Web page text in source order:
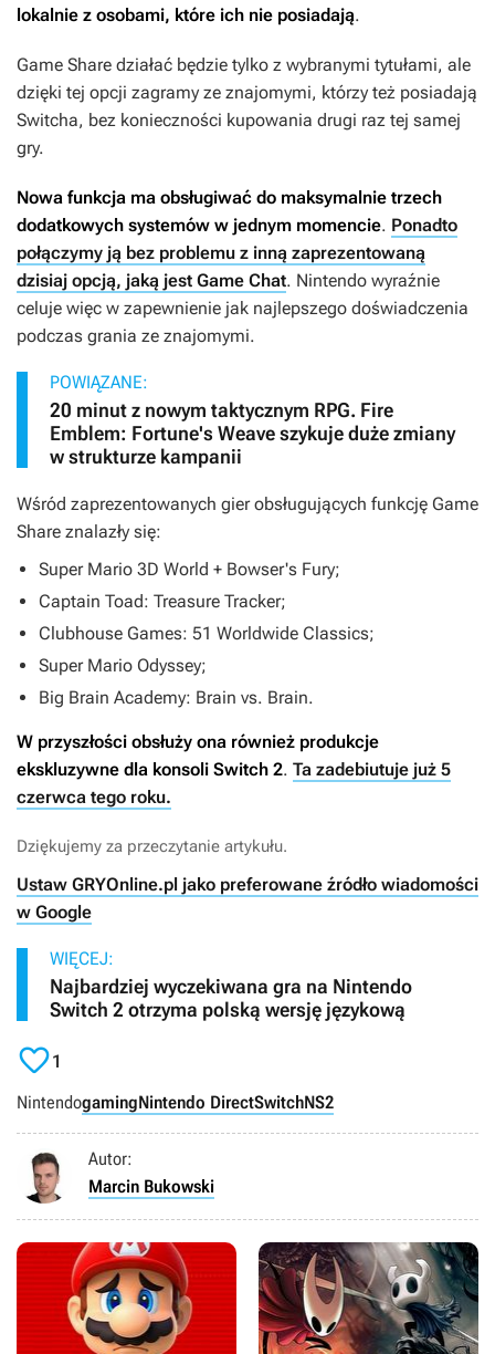
lokalnie z osobami, które ich nie posiadają.
Game Share działać będzie tylko z wybranymi tytułami, ale
dzięki tej opcji zagramy ze znajomymi, którzy też posiadają
Switcha, bez konieczności kupowania drugi raz tej samej
gry.
Nowa funkcja ma obsługiwać do maksymalnie trzech
dodatkowych systemów w jednym momencie. Ponadto
połączymy ją bez problemu z inną zaprezentowaną
dzisiaj opcją, jaką jest Game Chat. Nintendo wyraźnie
celuje więc w zapewnienie jak najlepszego doświadczenia
podczas grania ze znajomymi.
POWIĄZANE:
20 minut z nowym taktycznym RPG. Fire
Emblem: Fortune's Weave szykuje duże zmiany
w strukturze kampanii
Wśród zaprezentowanych gier obsługujących funkcję Game
Share znalazły się:
Super Mario 3D World + Bowser's Fury;
Captain Toad: Treasure Tracker;
Clubhouse Games: 51 Worldwide Classics;
Super Mario Odyssey;
Big Brain Academy: Brain vs. Brain.
W przyszłości obsłuży ona również produkcje
ekskluzywne dla konsoli Switch 2. Ta zadebiutuje już 5
czerwca tego roku.
Dziękujemy za przeczytanie artykułu.
Ustaw GRYOnline.pl jako preferowane źródło wiadomości
w Google
WIĘCEJ:
Najbardziej wyczekiwana gra na Nintendo
Switch 2 otrzyma polską wersję językową
1
NintendogamingNintendo DirectSwitchNS2
Autor:
Marcin Bukowski